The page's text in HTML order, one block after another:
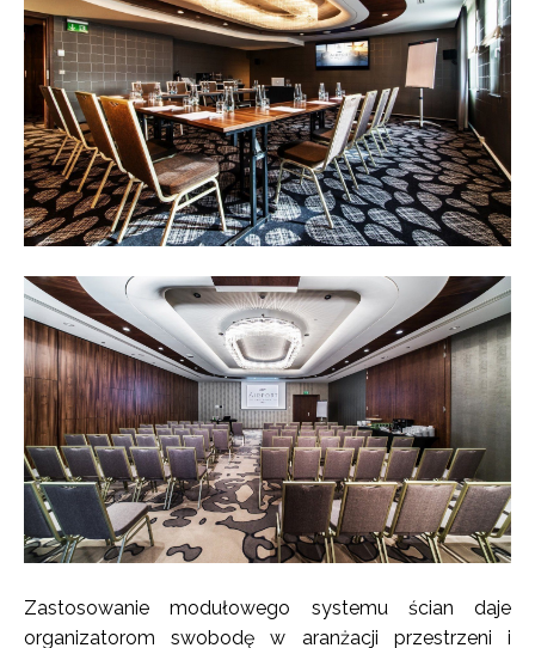
Zastosowanie modułowego systemu ścian daje
organizatorom swobodę w aranżacji przestrzeni i